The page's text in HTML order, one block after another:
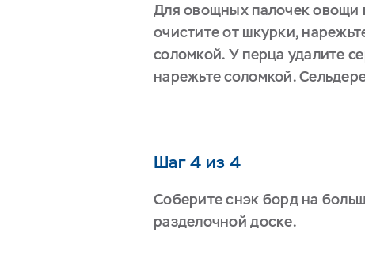
Для овощных палочек овощи
очистите от шкурки,
соломкой. У перца удалите
нарежьте соломкой.
Шаг 4 из 4
Соберите снэк борд на
разделочной доске.